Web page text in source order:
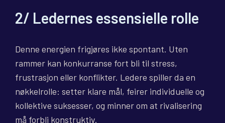
2/ Ledernes essensielle rolle
Denne energien frigjøres ikke spontant. Uten
rammer kan konkurranse fort bli til stress,
frustrasjon eller konflikter. Ledere spiller da en
nøkkelrolle: setter klare mål, feirer individuelle og
kollektive suksesser, og minner om at rivalisering
må forbli konstruktiv.